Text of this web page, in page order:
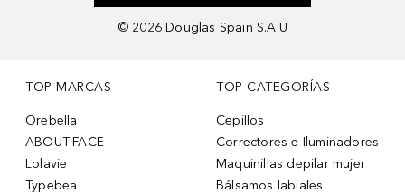
© 2026 Douglas Spain S.A.U
TOP MARCAS
Orebella
ABOUT-FACE
Lolavie
Typebea
TOP CATEGORÍAS
Cepillos
Correctores e Iluminadores
Maquinillas depilar mujer
Bálsamos labiales